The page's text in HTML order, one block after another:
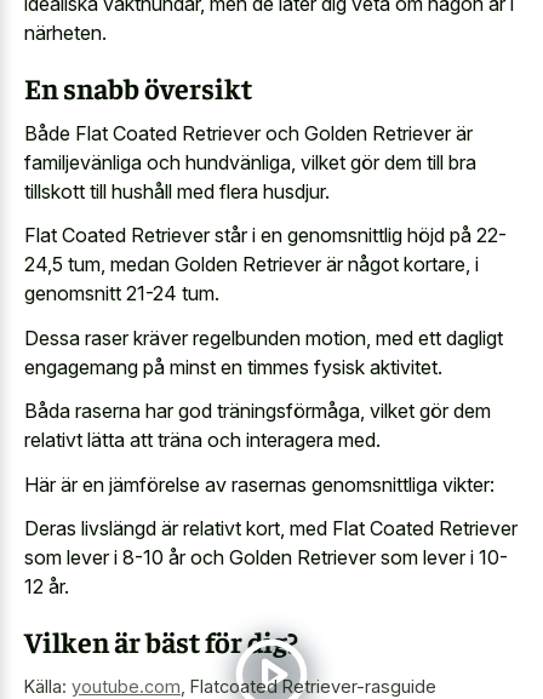
närheten.
En snabb översikt
Både Flat Coated Retriever och Golden Retriever är
familjevänliga och hundvänliga, vilket gör dem till bra
tillskott till hushåll med flera husdjur.
Flat Coated Retriever står i en genomsnittlig höjd på 22-
24,5 tum, medan Golden Retriever är något kortare, i
genomsnitt 21-24 tum.
Dessa raser kräver regelbunden motion, med ett dagligt
engagemang på minst en timmes fysisk aktivitet.
Båda raserna har god träningsförmåga, vilket gör dem
relativt lätta att träna och interagera med.
Här är en jämförelse av rasernas genomsnittliga vikter:
Deras livslängd är relativt kort, med Flat Coated Retriever
som lever i 8-10 år och Golden Retriever som lever i 10-
12 år.
Vilken är bäst för dig?
Källa: youtube.com, Flatcoated Retriever-rasguide